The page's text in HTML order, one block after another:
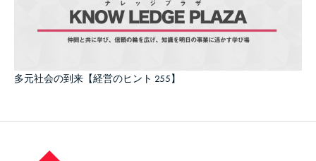
多元社会の到来【経営のヒント 255】